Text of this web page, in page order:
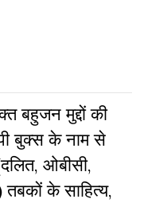
बहुजन मुद्दों की
बुक्‍स के नाम से
ओबीसी,
तबकों के साहित्‍य,